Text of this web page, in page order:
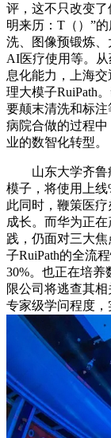
评，这不只改变
明来历：T（）”
洗、图像预锻炼
AI医疗使用等。
息化能力，上海
理大模子RuiPath
要颠末清洗和标
病院合做的过程
业的数智化转型。
山东大学齐鲁病
模子，将使用上线
此同时，鞭策医
成长。而华为正
践，仍面对三大
子RuiPath的全流
30%。也正在培
限公司将逃查其
专家级学问程度，